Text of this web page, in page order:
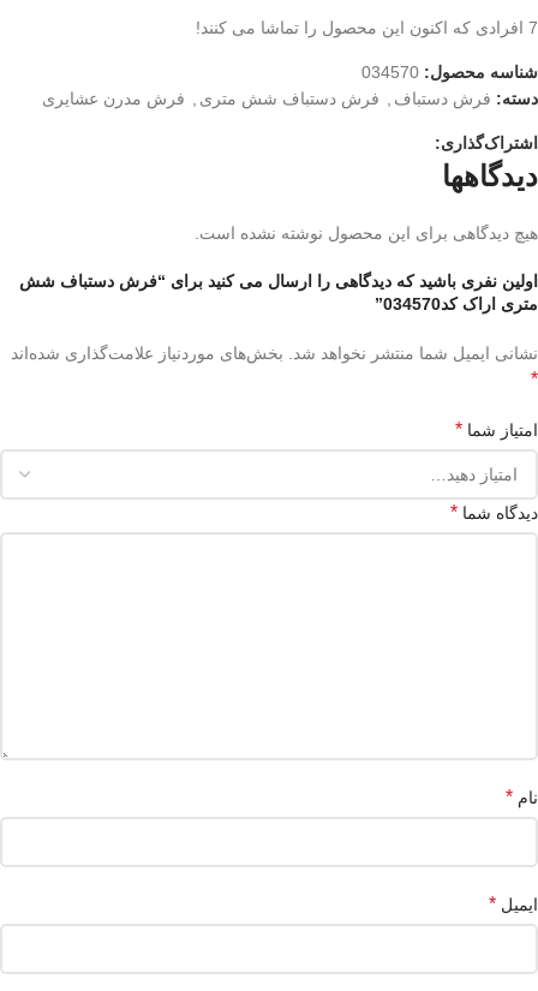
7 افرادی که اکنون این محصول را تماشا می کنند!
شناسه محصول: 034570
دسته: فرش دستباف , فرش دستباف شش متری , فرش مدرن عشایری
اشتراک‌گذاری:
دیدگاهها
هیچ دیدگاهی برای این محصول نوشته نشده است.
اولین نفری باشید که دیدگاهی را ارسال می کنید برای “فرش دستباف شش
متری اراک کد034570”
نشانی ایمیل شما منتشر نخواهد شد. بخش‌های موردنیاز علامت‌گذاری شده‌اند
*
امتیاز شما *
دیدگاه شما *
نام *
ایمیل *